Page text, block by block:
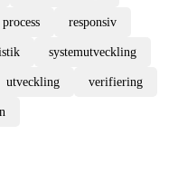
process responsiv
systemutveckling
utveckling verifiering